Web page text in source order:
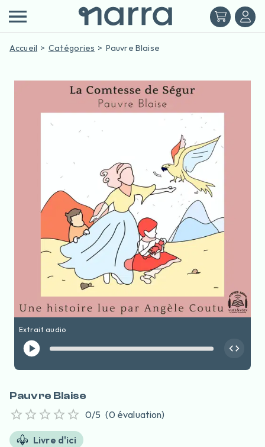
Accueil Catégories Pauvre Blaise
Extrait audio
Pauvre Blaise
0/5 (0 évaluation)
Livre d'ici